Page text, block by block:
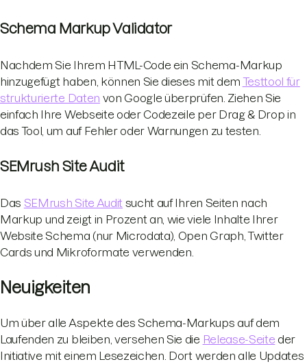
Schema Markup Validator
Nachdem Sie Ihrem HTML-Code ein Schema-Markup
hinzugefügt haben, können Sie dieses mit dem Testtool für
strukturierte Daten von Google überprüfen. Ziehen Sie
einfach Ihre Webseite oder Codezeile per Drag & Drop in
das Tool, um auf Fehler oder Warnungen zu testen.
SEMrush Site Audit
Das SEMrush Site Audit sucht auf Ihren Seiten nach
Markup und zeigt in Prozent an, wie viele Inhalte Ihrer
Website Schema (nur Microdata), Open Graph, Twitter
Cards und Mikroformate verwenden.
Neuigkeiten
Um über alle Aspekte des Schema-Markups auf dem
Laufenden zu bleiben, versehen Sie die Release-Seite der
Initiative mit einem Lesezeichen. Dort werden alle Updates